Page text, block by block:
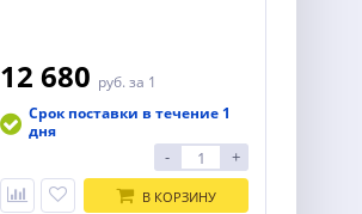
12 680 руб. за 1
Срок поставки в течение 1
дня
- +
В КОРЗИНУ